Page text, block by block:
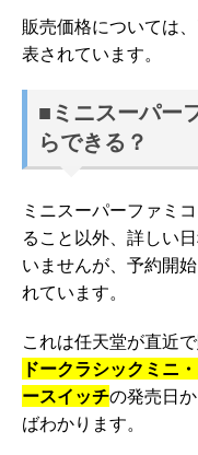
販売価格については
表されています。
■ミニスーパー
らできる？
ミニスーパーファミ
ること以外、詳しい
いませんが、予約開
れています。
これは任天堂が直近
ドークラシックミニ
ースイッチの発売日
ばわかります。